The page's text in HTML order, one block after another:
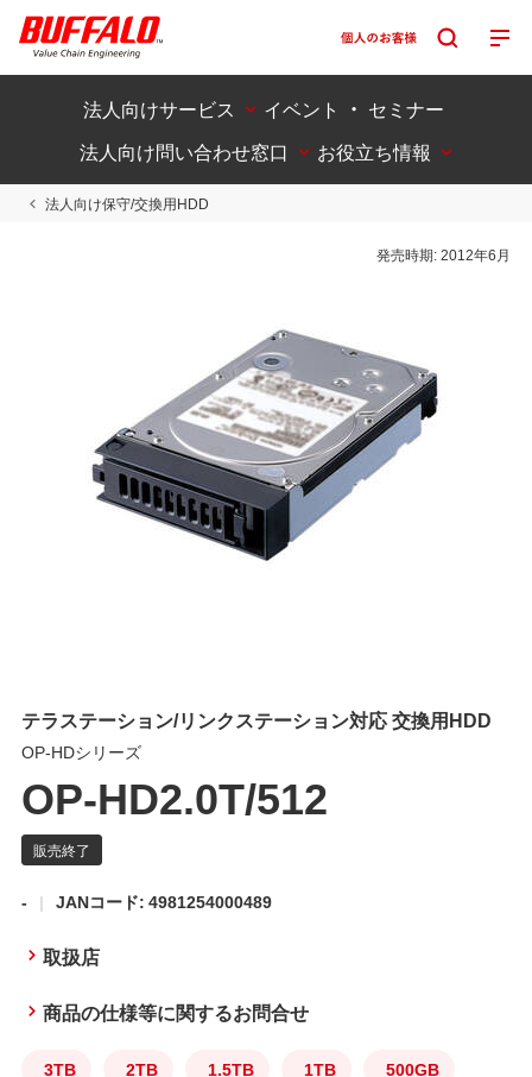
法人向けサービス
イベント ・ セミナー
法人向け問い合わせ窓口
お役立ち情報
法人向け保守/交換用HDD
発売時期:2012年6月
テラステーション/リンクステーション対応 交換用HDD
OP-HDシリーズ
OP-HD2.0T/512
- JANコード: 4981254000489
取扱店
商品の仕様等に関するお問合せ
3TB 2TB 1.5TB 1TB 500GB